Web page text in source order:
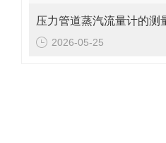
2026-05-25